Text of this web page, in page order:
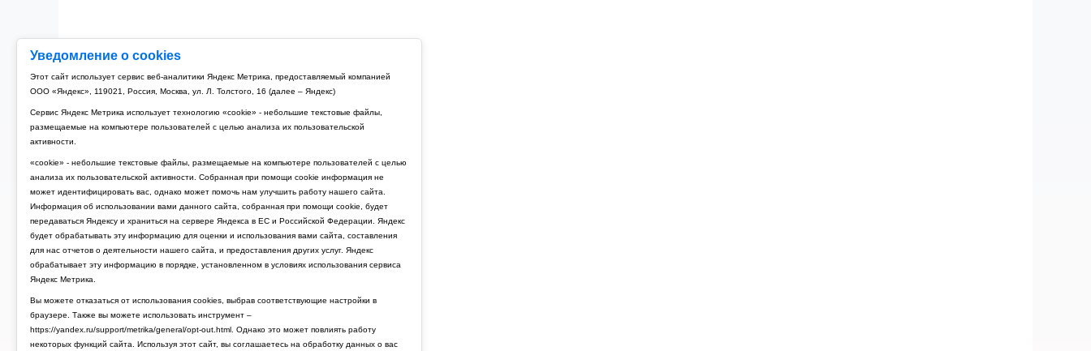
Уведомление о cookies
Этот сайт использует сервис веб-аналитики Яндекс Метрика, предоставляемый компанией
ООО «Яндекс», 119021, Россия, Москва, ул. Л. Толстого, 16 (далее – Яндекс)
Сервис Яндекс Метрика использует технологию «cookie» - небольшие текстовые файлы,
размещаемые на компьютере пользователей с целью анализа их пользовательской
активности.
«cookie» - небольшие текстовые файлы, размещаемые на компьютере пользователей с целью
анализа их пользовательской активности. Собранная при помощи cookie информация не
может идентифицировать вас, однако может помочь нам улучшить работу нашего сайта.
Информация об использовании вами данного сайта, собранная при помощи cookie, будет
передаваться Яндексу и храниться на сервере Яндекса в ЕС и Российской Федерации. Яндекс
будет обрабатывать эту информацию для оценки и использования вами сайта, составления
для нас отчетов о деятельности нашего сайта, и предоставления других услуг. Яндекс
обрабатывает эту информацию в порядке, установленном в условиях использования сервиса
Яндекс Метрика.
Вы можете отказаться от использования cookies, выбрав соответствующие настройки в
браузере. Также вы можете использовать инструмент –
https://yandex.ru/support/metrika/general/opt-out.html. Однако это может повлиять работу
некоторых функций сайта. Используя этот сайт, вы соглашаетесь на обработку данных о вас